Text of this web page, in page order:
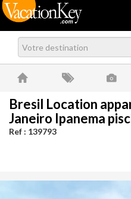
Bresil Location
Janeiro Ipanema
Ref : 139793